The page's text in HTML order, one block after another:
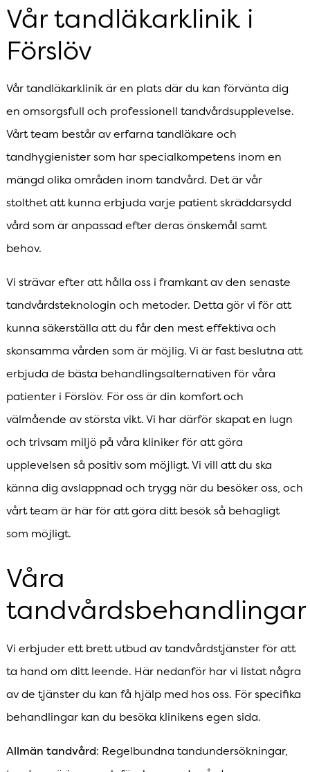
Vår tandläkarklinik i
Förslöv
Vår tandläkarklinik är en plats där du kan förvänta dig
en omsorgsfull och professionell tandvårdsupplevelse.
Vårt team består av erfarna tandläkare och
tandhygienister som har specialkompetens inom en
mängd olika områden inom tandvård. Det är vår
stolthet att kunna erbjuda varje patient skräddarsydd
vård som är anpassad efter deras önskemål samt
behov.
Vi strävar efter att hålla oss i framkant av den senaste
tandvårdsteknologin och metoder. Detta gör vi för att
kunna säkerställa att du får den mest effektiva och
skonsamma vården som är möjlig. Vi är fast beslutna att
erbjuda de bästa behandlingsalternativen för våra
patienter i Förslöv. För oss är din komfort och
välmående av största vikt. Vi har därför skapat en lugn
och trivsam miljö på våra kliniker för att göra
upplevelsen så positiv som möjligt. Vi vill att du ska
känna dig avslappnad och trygg när du besöker oss, och
vårt team är här för att göra ditt besök så behagligt
som möjligt.
Våra
tandvårdsbehandlingar
Vi erbjuder ett brett utbud av tandvårdstjänster för att
ta hand om ditt leende. Här nedanför har vi listat några
av de tjänster du kan få hjälp med hos oss. För specifika
behandlingar kan du besöka klinikens egen sida.
Allmän tandvård: Regelbundna tandundersökningar,